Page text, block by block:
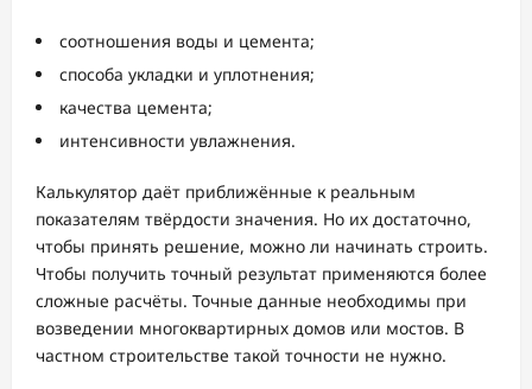
соотношения воды и цемента;
способа укладки и уплотнения;
качества цемента;
интенсивности увлажнения.
Калькулятор даёт приближённые к реальным
показателям твёрдости значения. Но их достаточно,
чтобы принять решение, можно ли начинать строить.
Чтобы получить точный результат применяются более
сложные расчёты. Точные данные необходимы при
возведении многоквартирных домов или мостов. В
частном строительстве такой точности не нужно.